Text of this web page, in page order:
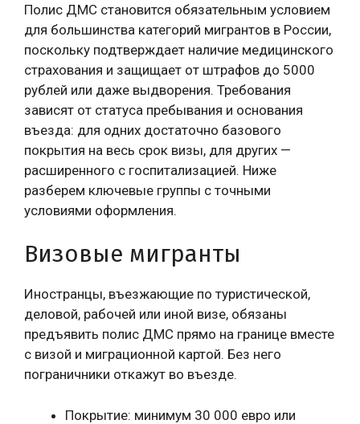
Полис ДМС становится обязательным условием
для большинства категорий мигрантов в России,
поскольку подтверждает наличие медицинского
страхования и защищает от штрафов до 5000
рублей или даже выдворения. Требования
зависят от статуса пребывания и основания
въезда: для одних достаточно базового
покрытия на весь срок визы, для других —
расширенного с госпитализацией. Ниже
разберем ключевые группы с точными
условиями оформления.
Визовые мигранты
Иностранцы, въезжающие по туристической,
деловой, рабочей или иной визе, обязаны
предъявить полис ДМС прямо на границе вместе
с визой и миграционной картой. Без него
пограничники откажут во въезде.
Покрытие: минимум 30 000 евро или